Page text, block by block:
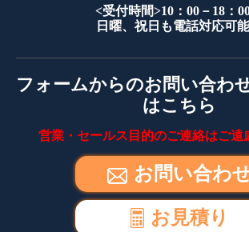
<受付時間>10：00－18：
日曜、祝日も電話対応可能
フォームからのお問い合わ
はこちら
営業・セールス目的のご連絡はご遠
お問い合わ
お見積り